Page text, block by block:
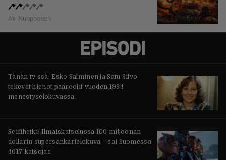
Aki Nuopponen
Tänän tv:ssä: Esko Salminen ja Satu Silvo
tekevät hienot pääroolit vuoden 1984
menestyselokuvassa
Scifihetki: Ilmaiskatselussa 100 miljoonan
dollarin supersankarielokuva – sai Suomessa
4017 katsojaa